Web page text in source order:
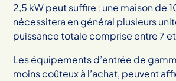
2,5 kW peut suffire ; une maison de
nécessitera en général plusieurs
puissance totale comprise entre 7 et
Les équipements d’entrée de
moins coûteux à l’achat, peuvent